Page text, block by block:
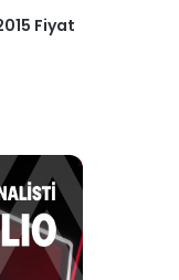
Fiyat